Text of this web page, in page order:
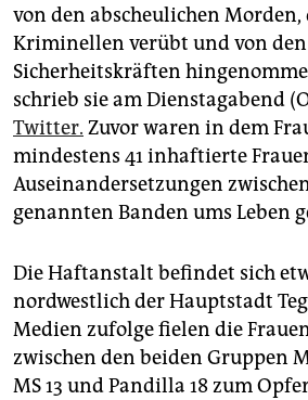
genossenschaft
epaper login
von den abscheulichen Morden,
Kriminellen verübt und von den
Sicherheitskräften
schrieb sie am Dienstagabend
Twitter. Zuvor waren in dem
mindestens 41 inhaftierte
Auseinandersetzungen
genannten Banden ums Leben
Die Haftanstalt befindet sich
nordwestlich der Hauptstadt
Medien zufolge fielen die
zwischen den beiden Gruppen
MS 13 und Pandilla 18 zum